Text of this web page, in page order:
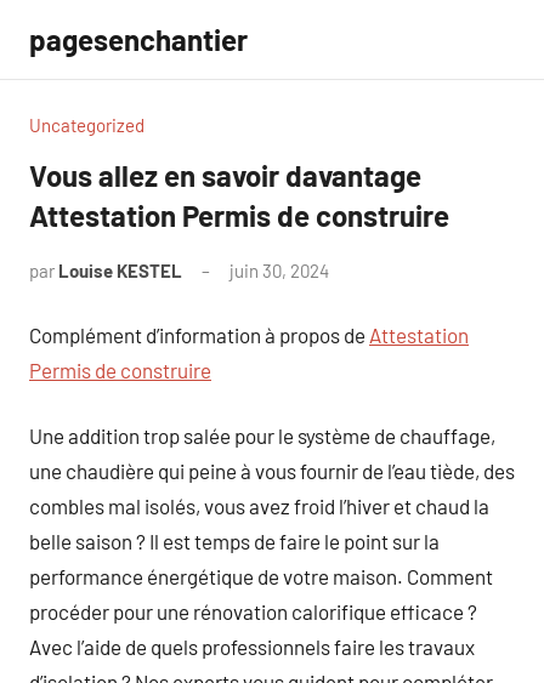
contenu
pagesenchantier
Uncategorized
Vous allez en savoir davantage
Attestation Permis de construire
par Louise KESTEL juin 30, 2024
Complément d’information à propos de Attestation
Permis de construire
Une addition trop salée pour le système de chauffage,
une chaudière qui peine à vous fournir de l’eau tiède, des
combles mal isolés, vous avez froid l’hiver et chaud la
belle saison ? Il est temps de faire le point sur la
performance énergétique de votre maison. Comment
procéder pour une rénovation calorifique efficace ?
Avec l’aide de quels professionnels faire les travaux